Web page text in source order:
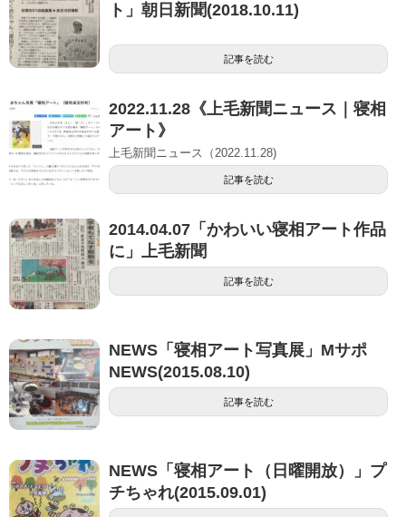
ト」朝日新聞(2018.10.11)
記事を読む
2022.11.28《上毛新聞ニュース｜寝相
アート》
上毛新聞ニュース（2022.11.28)
記事を読む
2014.04.07「かわいい寝相アート作品
に」上毛新聞
記事を読む
NEWS「寝相アート写真展」Mサポ
NEWS(2015.08.10)
記事を読む
NEWS「寝相アート（日曜開放）」プ
チちゃれ(2015.09.01)